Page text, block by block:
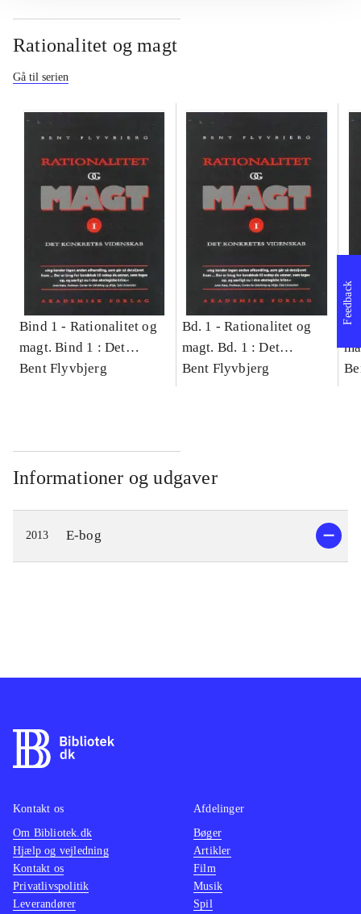
Rationalitet og magt
Gå til serien
Bind 1 - Rationalitet og
magt. Bind 1 : Det
konkretes videnskab
Bent Flyvbjerg
Bd. 1 -Rationalitet og
magt. Bd. 1 : Det
konkretes videnskab
Bent Flyvbjerg
Informationer og udgaver
2013 E-bog
Feedback
Kontakt os
Om Bibliotek.dk
Hjælp og vejledning
Kontakt os
Privatlivspolitik
Leverandører
Afdelinger
Bøger
Artikler
Film
Musik
Spil